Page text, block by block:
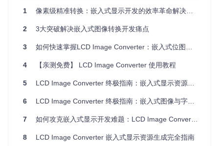
导入PNG格式的图标集
配置ST7735控制器的像素排列方式
率的LCD上实现无失真显示，同时将每个图标的存储体积控制
某自动化设备厂商需要在单色LCD上同时显示实时数据和状态
图标。利用工具的模板定制系统：
式
1 像素级精准转换：嵌入式显示开发的效率革命解决方案
2 3大突破解决嵌入式图像转换开发痛点
3 如何快速掌握LCD Image Converter：嵌入式位图与字体生成的终极指南 🚀
4 【亲测免费】 LCD Image Converter 使用教程
5 LCD Image Converter 终极指南：嵌入式显示资源快速生成方案
6 LCD Image Converter 终极指南：嵌入式图像与字体转换利器
7 如何攻克嵌入式显示开发难题：LCD Image Converter全解析
8 LCD Image Converter 嵌入式显示资源生成完全指南